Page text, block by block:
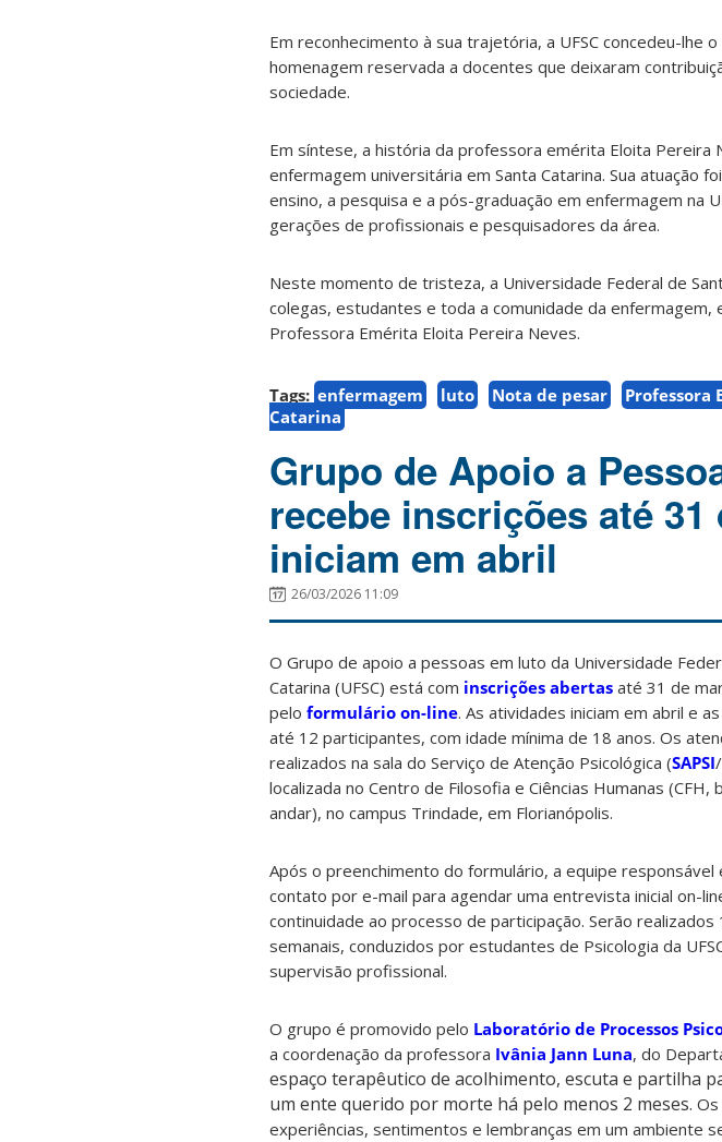
Em reconhecimento à sua trajetória, a UFSC concedeu-lhe
homenagem reservada a docentes que deixaram
sociedade.
Em síntese, a história da professora emérita Eloita Pereira
enfermagem universitária em Santa Catarina. Sua atuação
ensino, a pesquisa e a pós-graduação em enfermagem na
gerações de profissionais e pesquisadores da área.
Neste momento de tristeza, a Universidade Federal de
colegas, estudantes e toda a comunidade da
Professora Emérita Eloita Pereira Neves.
Tags: enfermagem luto Nota de pesar Professora
Catarina
Grupo de Apoio a
recebe inscrições até
iniciam em abril
26/03/2026 11:09
O Grupo de apoio a pessoas em luto da Universidade
Catarina (UFSC) está com inscrições abertas até 31 de
pelo formulário on-line. As atividades iniciam em abril e
até 12 participantes, com idade mínima de 18 anos. Os
realizados na sala do Serviço de Atenção Psicológica (SAPSI
localizada no Centro de Filosofia e Ciências Humanas (CFH,
andar), no campus Trindade, em Florianópolis.
Após o preenchimento do formulário, a equipe responsável
contato por e-mail para agendar uma entrevista inicial on-
continuidade ao processo de participação. Serão realizados
semanais, conduzidos por estudantes de Psicologia da
supervisão profissional.
O grupo é promovido pelo Laboratório de Processos
a coordenação da professora Ivânia Jann Luna, do
espaço terapêutico de acolhimento, escuta e partilha
um ente querido por morte há pelo menos 2 meses.
experiências, sentimentos e lembranças em um ambiente